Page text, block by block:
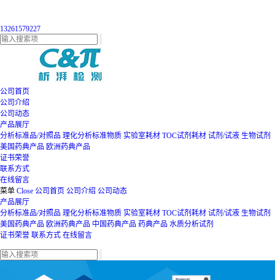
13261579227
公司首页
公司介绍
公司动态
产品展厅
分析标准品/对照品 理化分析标准物质 实验室耗材 TOC试剂耗材 试剂/试液 生物试剂
美国药典产品 欧洲药典产品
证书荣誉
联系方式
在线留言
菜单 Close 公司首页 公司介绍 公司动态
产品展厅
分析标准品/对照品 理化分析标准物质 实验室耗材 TOC试剂耗材 试剂/试液 生物试剂
美国药典产品 欧洲药典产品 中国药典产品 药典产品 水质分析试剂
证书荣誉 联系方式 在线留言